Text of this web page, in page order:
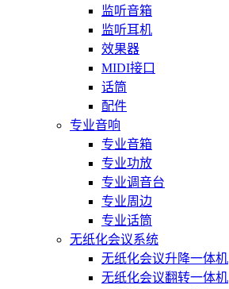
监听音箱
监听耳机
效果器
MIDI接口
话筒
配件
专业音响
专业音箱
专业功放
专业调音台
专业周边
专业话筒
无纸化会议系统
无纸化会议升降一体机
无纸化会议翻转一体机